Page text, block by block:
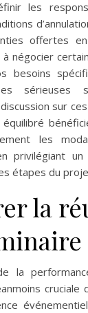
les
offertes
à négocier
besoins
sérieuses
sur
équilibré
les
privilégiant un
étapes du
la
la
cruciale